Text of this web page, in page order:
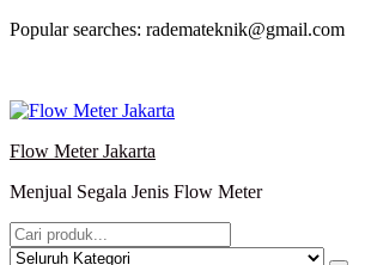
Lompat
Popular searches: rademateknik@gmail.com
Flow Meter Jakarta
Menjual Segala Jenis Flow Meter